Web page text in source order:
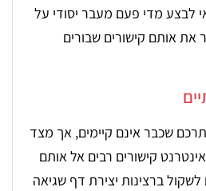
לבצע מדי פעם מעבר יסודי על
אותם קישורים שבורים
שכבר אינם קיימים, אך מצד
קישורים רבים אל אותם
ברצינות יצירת דף שגיאה